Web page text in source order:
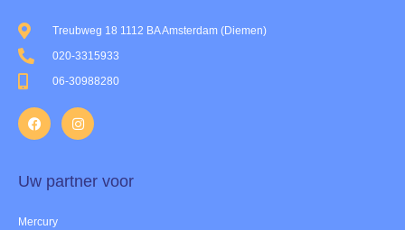
Treubweg 18 1112 BA Amsterdam (Diemen)
020-3315933
06-30988280
Uw partner voor
Mercury